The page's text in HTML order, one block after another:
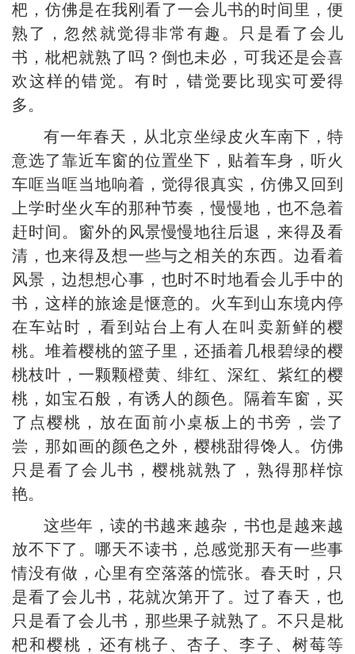
杷，仿佛是在我刚看了一会儿书的时间里，便
熟了，忽然就觉得非常有趣。只是看了会儿
书，枇杷就熟了吗？倒也未必，可我还是会喜
欢这样的错觉。有时，错觉要比现实可爱得
多。
有一年春天，从北京坐绿皮火车南下，特
意选了靠近车窗的位置坐下，贴着车身，听火
车哐当哐当地响着，觉得很真实，仿佛又回到
上学时坐火车的那种节奏，慢慢地，也不急着
赶时间。窗外的风景慢慢地往后退，来得及看
清，也来得及想一些与之相关的东西。边看着
风景，边想想心事，也时不时地看会儿手中的
书，这样的旅途是惬意的。火车到山东境内停
在车站时，看到站台上有人在叫卖新鲜的樱
桃。堆着樱桃的篮子里，还插着几根碧绿的樱
桃枝叶，一颗颗橙黄、绯红、深红、紫红的樱
桃，如宝石般，有诱人的颜色。隔着车窗，买
了点樱桃，放在面前小桌板上的书旁，尝了
尝，那如画的颜色之外，樱桃甜得馋人。仿佛
只是看了会儿书，樱桃就熟了，熟得那样惊
艳。
这些年，读的书越来越杂，书也是越来越
放不下了。哪天不读书，总感觉那天有一些事
情没有做，心里有空落落的慌张。春天时，只
是看了会儿书，花就次第开了。过了春天，也
只是看了会儿书，那些果子就熟了。不只是枇
杷和樱桃，还有桃子、杏子、李子、树莓等